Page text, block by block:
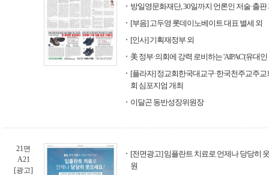
방일영문화재단, 30일까지 언론인 저술·출판
[부음] 고두영 롯데이노베이트 대표 별세 외
[인사] 기획재정부 외
美 정부·의회에 강력 로비하는 'AIPAC'(유대
[플라자] 정교회한국대교구·한국천주교주
회 심포지엄 개최
이달곤 동반성장위원장
21면
A21
[광고]
[전면광고] 임플란트 치료로 언제나 당당히
원